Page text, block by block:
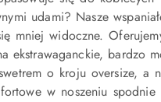
udami? Nasze
mniej widoczne.
ekstrawaganckie, bardzo
o kroju oversize, a
w noszeniu